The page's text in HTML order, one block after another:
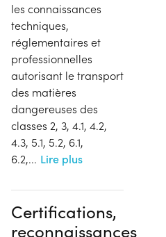
les connaissances
techniques,
réglementaires et
professionnelles
autorisant le transport
des matières
dangereuses des
classes 2, 3, 4.1, 4.2,
4.3, 5.1, 5.2, 6.1,
6.2,... Lire plus
Certifications,
reconnaissances